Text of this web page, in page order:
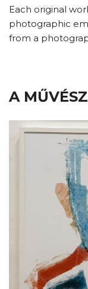
Each original
photographic
from a
A